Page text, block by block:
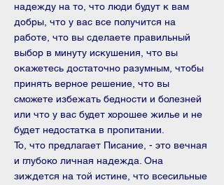
надежду на то, что люди бу­дут к вам
добры, что у вас все получится на
работе, что вы сделаете пра­вильный
выбор в минуту искушения, что вы
окажетесь достаточно разум­ным, чтобы
принять верное решение, что вы
сможете избежать бедности и болезней
или что у вас будет хорошее жилье и не
будет недостатка в пропитании.
То, что предлагает Писание, - это вечная
и глубоко личная надежда. Она
зиждется на той истине, что всесильные